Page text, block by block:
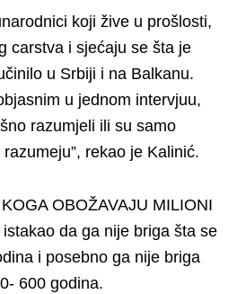
koji žive u prošlosti,
carstva i sjećaju se šta je
u Srbiji i na Balkanu.
u jednom intervjuu,
razumjeli ili su samo
rekao je Kalinić.
OBOŽAVAJU MILIONI
da ga nije briga šta se
i posebno ga nije briga
600 godina.